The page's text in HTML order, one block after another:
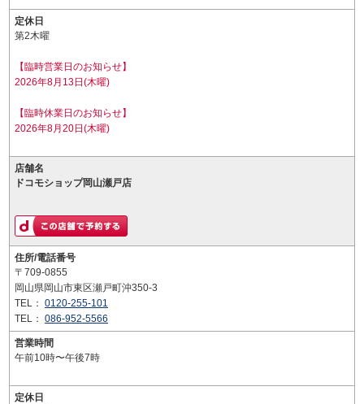
定休日
第2木曜
【臨時営業日のお知らせ】
2026年8月13日(木曜)
【臨時休業日のお知らせ】
2026年8月20日(木曜)
店舗名
ドコモショップ岡山瀬戸店
住所/電話番号
〒709-0855
岡山県岡山市東区瀬戸町沖350-3
TEL： 0120-255-101
TEL： 086-952-5566
営業時間
午前10時〜午後7時
定休日